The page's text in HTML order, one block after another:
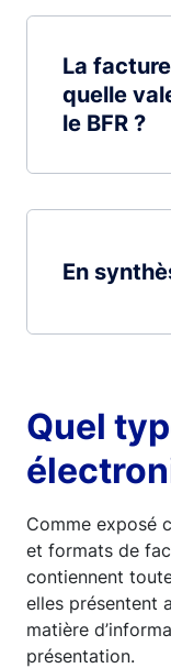
La
quelle
le BFR ?
En
Quel
Comme exposé
et formats de
contiennent
elles présentent
matière
présentation.